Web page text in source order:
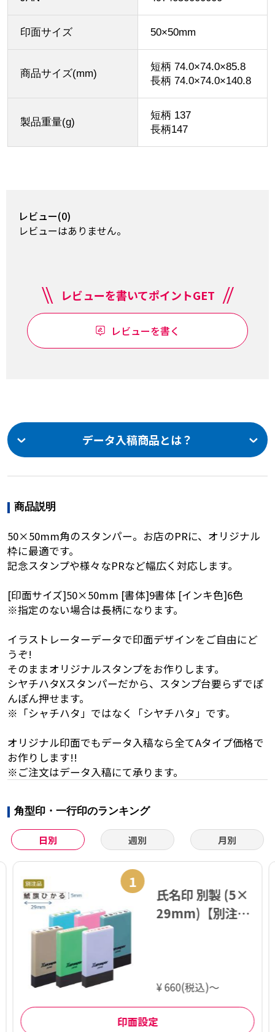
印面サイズ 50×50mm
商品サイズ(mm)
短柄 74.0×74.0×85.8
長柄 74.0×74.0×140.8
製品重量(g)
短柄 137
長柄147
レビュー(0)
レビューはありません。
レビューを書いてポイントGET
レビューを書く
データ入稿商品とは？
商品説明
50×50mm角のスタンパー。お店のPRに、オリジナル
枠に最適です。
記念スタンプや様々なPRなど幅広く対応します。
[印面サイズ]50×50mm [書体]9書体 [インキ色]6色
※指定のない場合は長柄になります。
イラストレーターデータで印面デザインをご自由にど
うぞ!
そのままオリジナルスタンプをお作りします。
シヤチハタXスタンパーだから、スタンプ台要らずでぽ
んぽん押せます。
※「シャチハタ」ではなく「シヤチハタ」です。
オリジナル印面でもデータ入稿なら全てAタイプ価格で
お作りします!!
※ご注文はデータ入稿にて承ります。
角型印・一行印のランキング
日別 週別 月別
1
氏名印 別製 (5×
29mm)【別注
¥ 660(税込)～
印面設定